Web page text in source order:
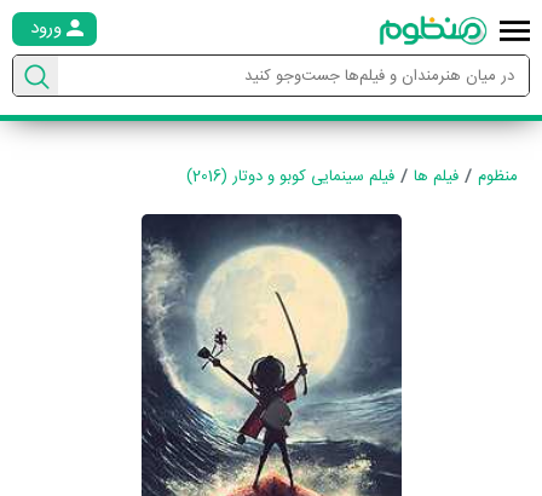
ورود
منظوم فیلم ها فیلم سینمایی کوبو و دوتار (2016)